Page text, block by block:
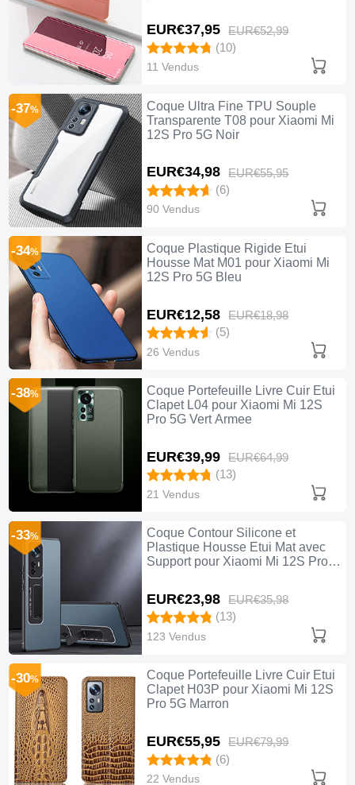
EUR€37,95 EUR€52,99
(10)
11 Vendus
Coque Ultra Fine TPU Souple
Transparente T08 pour Xiaomi Mi
12S Pro 5G Noir
EUR€34,98 EUR€55,95
-37%
(6)
90 Vendus
Coque Plastique Rigide Etui
Housse Mat M01 pour Xiaomi Mi
12S Pro 5G Bleu
EUR€12,58 EUR€18,98
-34%
(5)
26 Vendus
Coque Portefeuille Livre Cuir Etui
Clapet L04 pour Xiaomi Mi 12S
Pro 5G Vert Armee
EUR€39,99 EUR€64,99
-38%
(13)
21 Vendus
Coque Contour Silicone et
Plastique Housse Etui Mat avec
Support pour Xiaomi Mi 12S Pro
EUR€23,98 EUR€35,98
-33%
(13)
123 Vendus
Coque Portefeuille Livre Cuir Etui
Clapet H03P pour Xiaomi Mi 12S
Pro 5G Marron
EUR€55,95 EUR€79,99
-30%
(6)
22 Vendus